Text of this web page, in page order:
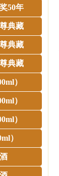
50年
典藏
典藏
典藏
）
）
）
）